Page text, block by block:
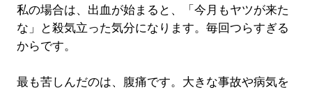
私の場合は、出血が始まると、「今月もヤツが来た
な」と殺気立った気分になります。毎回つらすぎる
からです。
最も苦しんだのは、腹痛です。大きな事故や病気を